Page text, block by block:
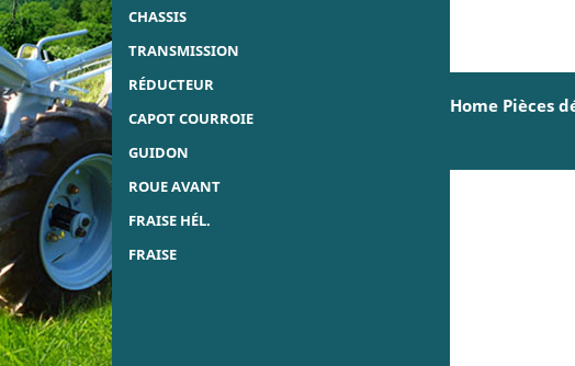
CHASSIS
TRANSMISSION
RÉDUCTEUR
CAPOT COURROIE
GUIDON
ROUE AVANT
FRAISE HÉL.
FRAISE
Home Pièces